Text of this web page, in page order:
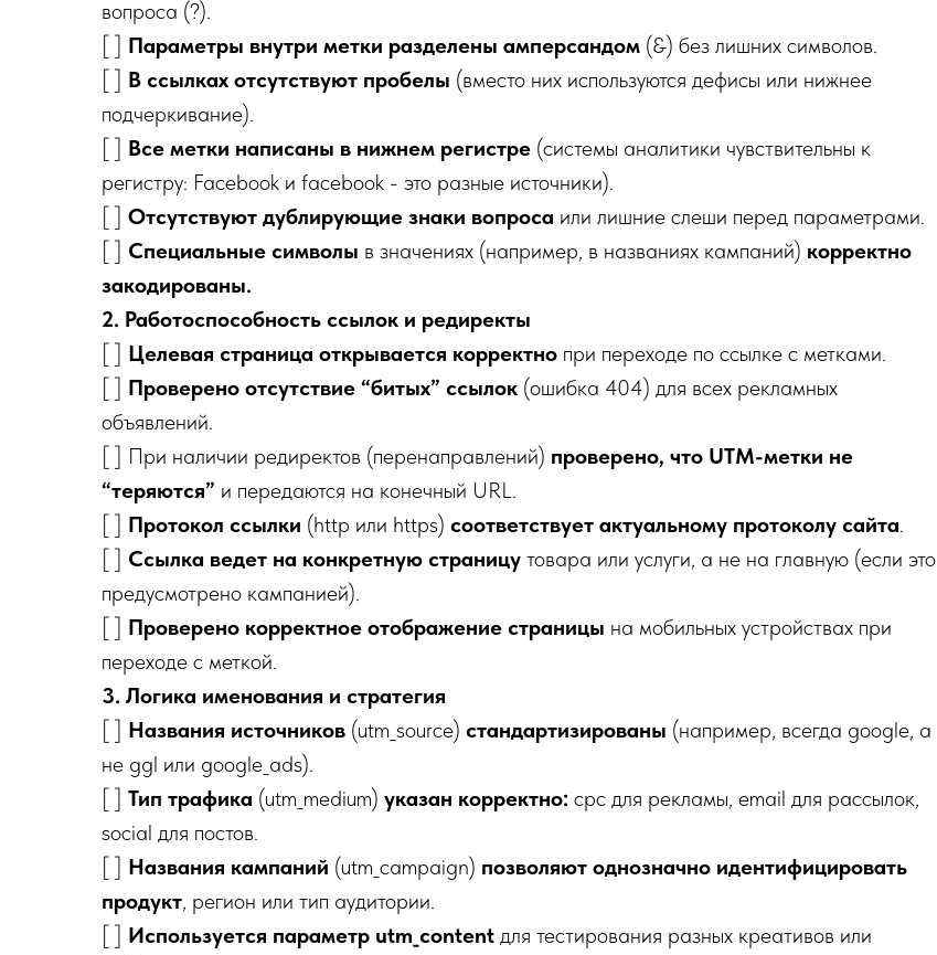
вопроса (?).
[ ] Параметры внутри метки разделены амперсандом (&) без лишних символов.
[ ] В ссылках отсутствуют пробелы (вместо них используются дефисы или нижнее
подчеркивание).
[ ] Все метки написаны в нижнем регистре (системы аналитики чувствительны к
регистру: Facebook и facebook - это разные источники).
[ ] Отсутствуют дублирующие знаки вопроса или лишние слеши перед параметрами.
[ ] Специальные символы в значениях (например, в названиях кампаний) корректно
закодированы.
2. Работоспособность ссылок и редиректы
[ ] Целевая страница открывается корректно при переходе по ссылке с метками.
[ ] Проверено отсутствие “битых” ссылок (ошибка 404) для всех рекламных
объявлений.
[ ] При наличии редиректов (перенаправлений) проверено, что UTM-метки не
“теряются” и передаются на конечный URL.
[ ] Протокол ссылки (http или https) соответствует актуальному протоколу сайта.
[ ] Ссылка ведет на конкретную страницу товара или услуги, а не на главную (если это
предусмотрено кампанией).
[ ] Проверено корректное отображение страницы на мобильных устройствах при
переходе с меткой.
3. Логика именования и стратегия
[ ] Названия источников (utm_source) стандартизированы (например, всегда google, а
не ggl или google_ads).
[ ] Тип трафика (utm_medium) указан корректно: cpc для рекламы, email для рассылок,
social для постов.
[ ] Названия кампаний (utm_campaign) позволяют однозначно идентифицировать
продукт, регион или тип аудитории.
[ ] Используется параметр utm_content для тестирования разных креативов или